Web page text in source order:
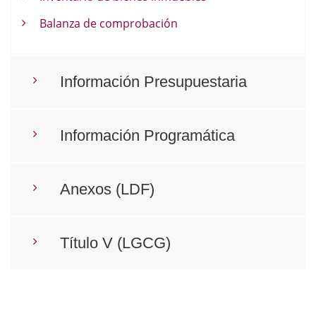
Balanza de comprobación
Información Presupuestaria
Información Programática
Anexos (LDF)
Título V (LGCG)